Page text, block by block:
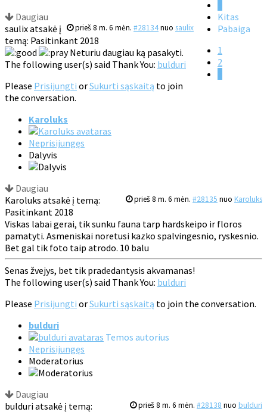
Kitas
Pabaiga
1
2
Daugiau
prieš 8 m. 6 mėn. #28134nuo saulix
saulix atsakė į
temą: Pasitinkant 2018
Neturiu daugiau ką pasakyti.
The following user(s) said Thank You: bulduri
Please Prisijungti orSukurti sąskaitą to join
the conversation.
Karoluks
Neprisijungęs
Dalyvis
Daugiau
prieš 8 m. 6 mėn. #28135 nuo Karoluks
Karoluks atsakė į temą:
Pasitinkant 2018
Viskas labai gerai, tik sunku fauna tarp hardskeipo ir floros
pamatyti. Asmeniskai noretusi kazko spalvingesnio, ryskesnio.
Bet gal tik foto taip atrodo. 10 balu
Senas žvejys, bet tik pradedantysis akvamanas!
The following user(s) said Thank You: bulduri
Please Prisijungti orSukurti sąskaitą to join the conversation.
bulduri
Temos autorius
Neprisijungęs
Moderatorius
Daugiau
prieš 8 m. 6 mėn. #28138 nuo bulduri
bulduri atsakė į temą: